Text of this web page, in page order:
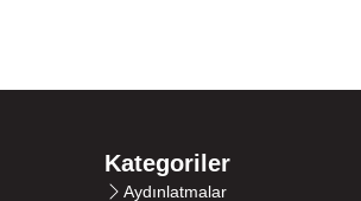
Kategoriler
Aydınlatmalar